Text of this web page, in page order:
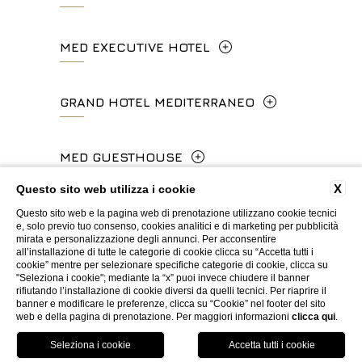
booking.ghp@fhhotelgroup.it
info.hc@fhhotelgroup.it
booking.hc@fhhotelgroup.it
l'Angelico, 35, 50014 Fiesole Città
+39 055 597252
info.vf@fhhotelgroup.it
concierge.vf@fhhotelgroup.it
booking.vf@fhhotelgroup.it
P.Iva 00434210480
MED EXECUTIVE HOTEL
+39 055 06 92 860
info.meh@fhhotelgroup.it
booking.meh@fhhotelgroup.it
P.Iva 0043421 048 0
GRAND HOTEL MEDITERRANEO
+39 055 660241
info.ghm@fhhotelgroup.it
booking.ghm@fhhotelgroup.it
P.Iva 00434210480
MED GUESTHOUSE
Via Cimabue, 6 - 50121 Firenze
+39 055 0692847
booking.mgh@fhhotelgroup.it
P.Iva 00434210480
WEBSITE BY BLASTNESS
Prenota
X
Questo sito web utilizza i cookie
Questo sito web e la pagina web di prenotazione utilizzano cookie tecnici
e, solo previo tuo consenso, cookies analitici e di marketing per pubblicità
mirata e personalizzazione degli annunci. Per acconsentire
all’installazione di tutte le categorie di cookie clicca su “Accetta tutti i
cookie” mentre per selezionare specifiche categorie di cookie, clicca su
"Seleziona i cookie"; mediante la “x” puoi invece chiudere il banner
rifiutando l’installazione di cookie diversi da quelli tecnici. Per riaprire il
banner e modificare le preferenze, clicca su “Cookie” nel footer del sito
web e della pagina di prenotazione. Per maggiori informazioni clicca qui.